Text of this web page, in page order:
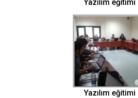
Yazılım eğitimi
Yazılım eğitimi